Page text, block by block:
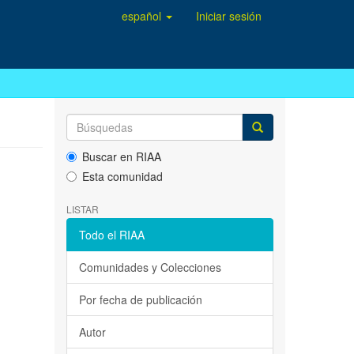
español Iniciar sesión
Buscar en RIAA
Esta comunidad
LISTAR
Todo el RIAA
Comunidades y Colecciones
Por fecha de publicación
Autor